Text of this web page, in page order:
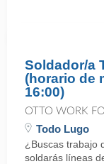
Soldador/a
(horario de
16:00)
OTTO WORK
Todo Lugo
¿Buscas trabajo
soldarás líneas